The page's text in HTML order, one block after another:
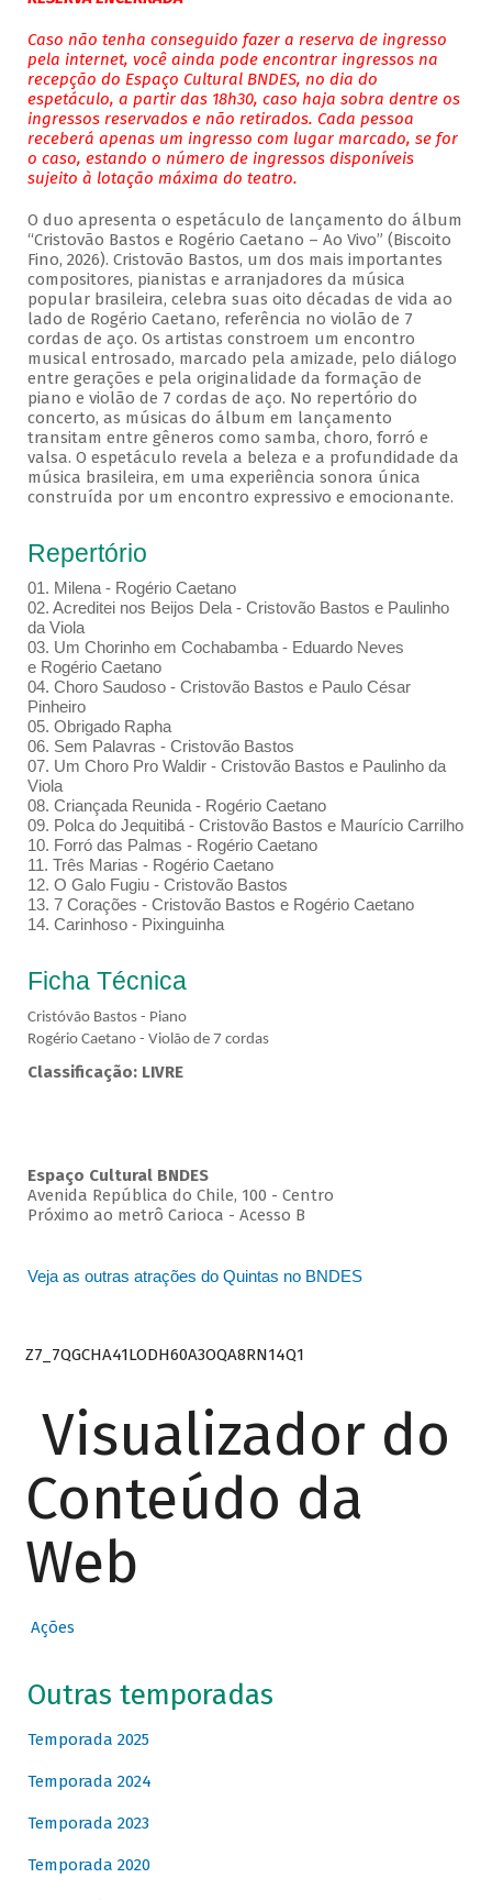
Caso não tenha conseguido fazer a reserva de ingresso
pela internet, você ainda pode encontrar ingressos na
recepção do Espaço Cultural BNDES, no dia do
espetáculo, a partir das 18h30, caso haja sobra dentre os
ingressos reservados e não retirados. Cada pessoa
receberá apenas um ingresso com lugar marcado, se for
o caso, estando o número de ingressos disponíveis
sujeito à lotação máxima do teatro.
O duo apresenta o espetáculo de lançamento do álbum
“Cristovão Bastos e Rogério Caetano – Ao Vivo” (Biscoito
Fino, 2026). Cristovão Bastos, um dos mais importantes
compositores, pianistas e arranjadores da música
popular brasileira, celebra suas oito décadas de vida ao
lado de Rogério Caetano, referência no violão de 7
cordas de aço. Os artistas constroem um encontro
musical entrosado, marcado pela amizade, pelo diálogo
entre gerações e pela originalidade da formação de
piano e violão de 7 cordas de aço. No repertório do
concerto, as músicas do álbum em lançamento
transitam entre gêneros como samba, choro, forró e
valsa. O espetáculo revela a beleza e a profundidade da
música brasileira, em uma experiência sonora única
construída por um encontro expressivo e emocionante.
Repertório
01. Milena - Rogério Caetano
02. Acreditei nos Beijos Dela - Cristovão Bastos e Paulinho
da Viola
03. Um Chorinho em Cochabamba - Eduardo Neves
e Rogério Caetano
04. Choro Saudoso - Cristovão Bastos e Paulo César
Pinheiro
05. Obrigado Rapha
06. Sem Palavras - Cristovão Bastos
07. Um Choro Pro Waldir - Cristovão Bastos e Paulinho da
Viola
08. Criançada Reunida - Rogério Caetano
09. Polca do Jequitibá - Cristovão Bastos e Maurício Carrilho
10. Forró das Palmas - Rogério Caetano
11. Três Marias - Rogério Caetano
12. O Galo Fugiu - Cristovão Bastos
13. 7 Corações - Cristovão Bastos e Rogério Caetano
14. Carinhoso - Pixinguinha
Ficha Técnica
Cristóvão Bastos - Piano
Rogério Caetano - Violão de 7 cordas
Classificação: LIVRE
Espaço Cultural BNDES
Avenida República do Chile, 100 - Centro
Próximo ao metrô Carioca - Acesso B
Veja as outras atrações do Quintas no BNDES
Z7_7QGCHA41LODH60A3OQA8RN14Q1
Visualizador do
Conteúdo da
Web
Ações
Outras temporadas
Temporada 2025
Temporada 2024
Temporada 2023
Temporada 2020